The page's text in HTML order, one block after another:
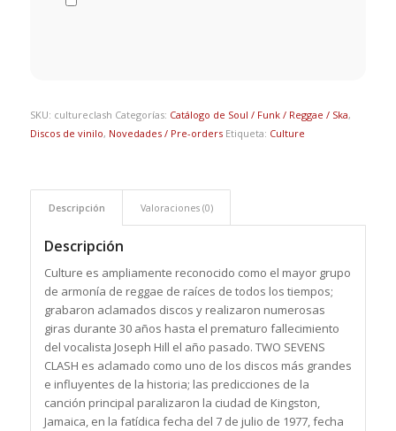
SKU: cultureclash Categorías: Catálogo de Soul / Funk / Reggae / Ska,
Discos de vinilo, Novedades / Pre-orders Etiqueta: Culture
Descripción Valoraciones (0)
Descripción
Culture es ampliamente reconocido como el mayor grupo
de armonía de reggae de raíces de todos los tiempos;
grabaron aclamados discos y realizaron numerosas
giras durante 30 años hasta el prematuro fallecimiento
del vocalista Joseph Hill el año pasado. TWO SEVENS
CLASH es aclamado como uno de los discos más grandes
e influyentes de la historia; las predicciones de la
canción principal paralizaron la ciudad de Kingston,
Jamaica, en la fatídica fecha del 7 de julio de 1977, fecha